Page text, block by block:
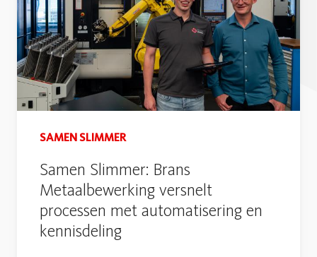
SAMEN SLIMMER
Samen Slimmer: Brans
Metaalbewerking versnelt
processen met automatisering en
kennisdeling